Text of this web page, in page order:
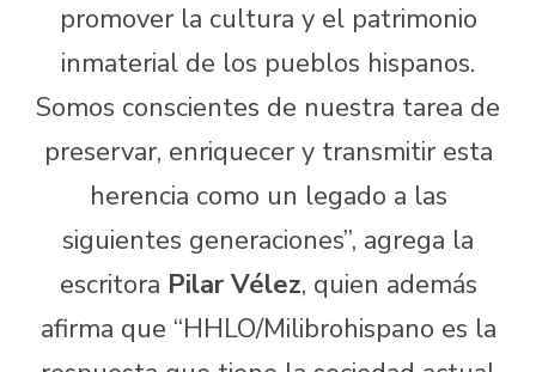
promover la cultura y el patrimonio
inmaterial de los pueblos hispanos.
Somos conscientes de nuestra tarea de
preservar, enriquecer y transmitir esta
herencia como un legado a las
siguientes generaciones”, agrega la
escritora Pilar Vélez, quien además
afirma que “HHLO/Milibrohispano es la